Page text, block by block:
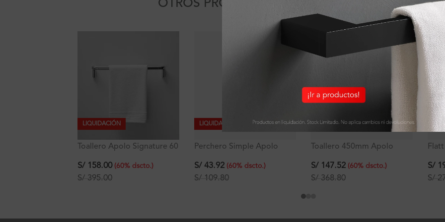
OTROS PRODUCTOS QUE PUEDEN
LIQUIDACIÓN
Toallero Apolo Signature 60
S/158.00 (60% dscto.)
S/395.00
LIQUIDACIÓN
Perchero Simple Apolo
S/43.92 (60% dscto.)
S/109.80
LIQUIDACIÓN
Toallero 450mm Apolo
S/147.52 (60% dscto.)
S/368.80
S/
S/